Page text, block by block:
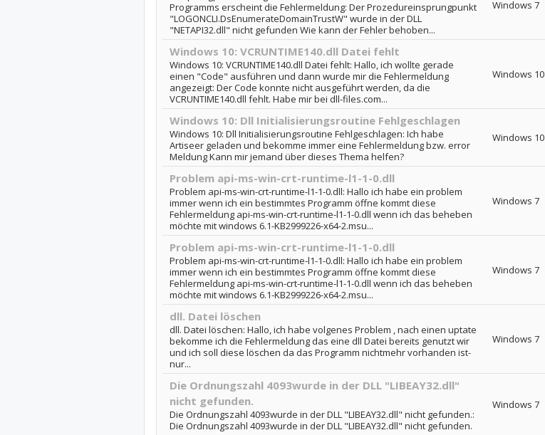
Programms erscheint die Fehlermeldung: Der Prozedureinsprungpunkt
"LOGONCLI.DsEnumerateDomainTrustW" wurde in der DLL
"NETAPI32.dll" nicht gefunden Wie kann der Fehler behoben...
Windows 7
Windows 10: VCRUNTIME140.dll Datei fehlt
Windows 10: VCRUNTIME140.dll Datei fehlt: Hallo, ich wollte gerade
einen "Code" ausführen und dann wurde mir die Fehlermeldung
angezeigt: Der Code konnte nicht ausgeführt werden, da die
VCRUNTIME140.dll fehlt. Habe mir bei dll-files.com...
Windows 10
Windows 10: Dll Initialisierungsroutine Fehlgeschlagen
Windows 10: Dll Initialisierungsroutine Fehlgeschlagen: Ich habe
Artiseer geladen und bekomme immer eine Fehlermeldung bzw. error
Meldung Kann mir jemand über dieses Thema helfen?
Windows 10
Problem api-ms-win-crt-runtime-l1-1-0.dll
Problem api-ms-win-crt-runtime-l1-1-0.dll: Hallo ich habe ein problem
immer wenn ich ein bestimmtes Programm öffne kommt diese
Fehlermeldung api-ms-win-crt-runtime-l1-1-0.dll wenn ich das beheben
möchte mit windows 6.1-KB2999226-x64-2.msu...
Windows 7
Problem api-ms-win-crt-runtime-l1-1-0.dll
Problem api-ms-win-crt-runtime-l1-1-0.dll: Hallo ich habe ein problem
immer wenn ich ein bestimmtes Programm öffne kommt diese
Fehlermeldung api-ms-win-crt-runtime-l1-1-0.dll wenn ich das beheben
möchte mit windows 6.1-KB2999226-x64-2.msu...
Windows 7
dll. Datei löschen
dll. Datei löschen: Hallo, ich habe volgenes Problem , nach einen uptate
bekomme ich die Fehlermeldung das eine dll Datei bereits genutzt wir
und ich soll diese löschen da das Programm nichtmehr vorhanden ist-
nur...
Windows 7
Die Ordnungszahl 4093wurde in der DLL "LIBEAY32.dll"
nicht gefunden.
Die Ordnungszahl 4093wurde in der DLL "LIBEAY32.dll" nicht gefunden.:
Die Ordnungszahl 4093wurde in der DLL "LIBEAY32.dll" nicht gefunden.
Windows 7